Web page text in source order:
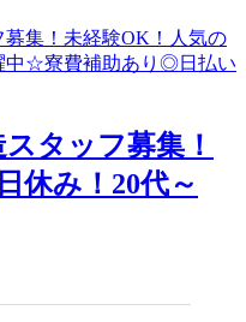
タッフ募集！
休み！20代～